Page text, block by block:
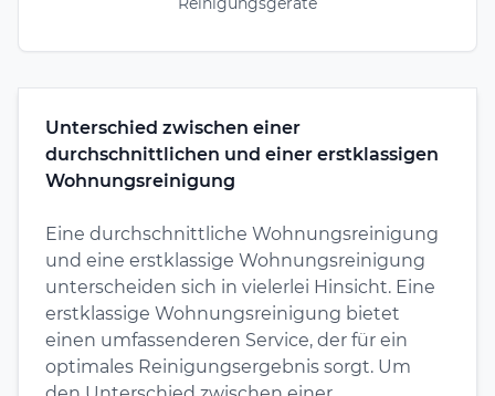
Unterschied zwischen einer
durchschnittlichen und einer erstklassigen
Wohnungsreinigung
Eine durchschnittliche Wohnungsreinigung
und eine erstklassige Wohnungsreinigung
unterscheiden sich in vielerlei Hinsicht. Eine
erstklassige Wohnungsreinigung bietet
einen umfassenderen Service, der für ein
optimales Reinigungsergebnis sorgt. Um